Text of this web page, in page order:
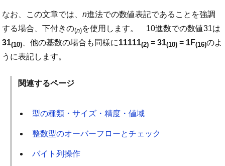
なお、この文章では、 n進法での数値表記であることを強調
する場合、下付きの(n)を使用します。 10進数での数値31は
31(10) 、他の基数の場合も同様に11111(2) = 31(10) = 1F(16)のよ
うに表記します。
関連するページ
型の種類・サイズ・精度・値域
整数型のオーバーフローとチェック
バイト列操作